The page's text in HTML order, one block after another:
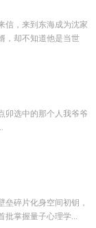
信，来到东海成为沈家
，却不知道他是当世
卯选中的那个人我爷爷
垒碎片化身空间初钥，
批掌握量子心理学...